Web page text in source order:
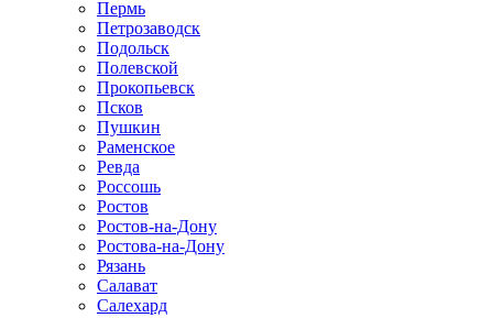
Пермь
Петрозаводск
Подольск
Полевской
Прокопьевск
Псков
Пушкин
Раменское
Ревда
Россошь
Ростов
Ростов-на-Дону
Ростова-на-Дону
Рязань
Салават
Салехард